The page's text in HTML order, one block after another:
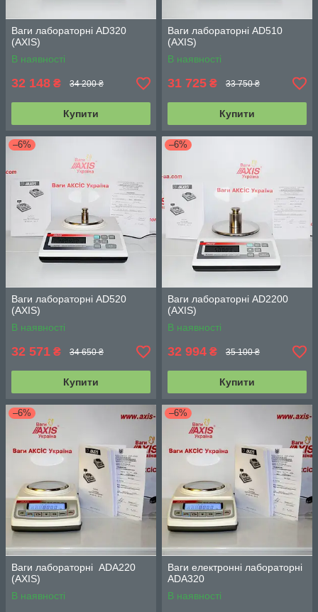
Ваги лабораторні AD320
(АХIS)
В наявності
32 148 ₴ 34 200 ₴
Купити
Ваги лабораторні AD510
(АХIS)
В наявності
31 725 ₴ 33 750 ₴
Купити
–6%
Ваги лабораторні AD520
(АХIS)
В наявності
32 571 ₴ 34 650 ₴
Купити
–6%
Ваги лабораторні AD2200
(АХIS)
В наявності
32 994 ₴ 35 100 ₴
Купити
–6%
Ваги лабораторні ADA220
(АХIS)
В наявності
–6%
Ваги електронні лабораторні
ADA320
В наявності